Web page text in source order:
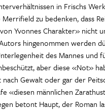
in Frischs
Merrifield zu bedenken, dass
Yvonnes Charakter» nicht
hingenommen werden
des Mannes und
aber diese «Not»
nach Gewalt oder gar der
«diesen männlichen
betont Haupt, der Roman